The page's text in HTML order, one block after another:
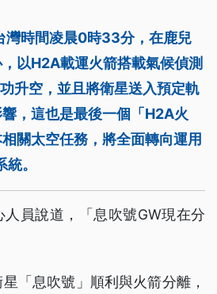
灣時間凌晨0時33分，在鹿兒
以H2A載運火箭搭載氣候偵測
升空，並且將衛星送入預定軌
，這也是最後一個「H2A火
關太空任務，將全面轉向運用
。
人員說道，「息吹號GW現在分
「息吹號」順利與火箭分離，